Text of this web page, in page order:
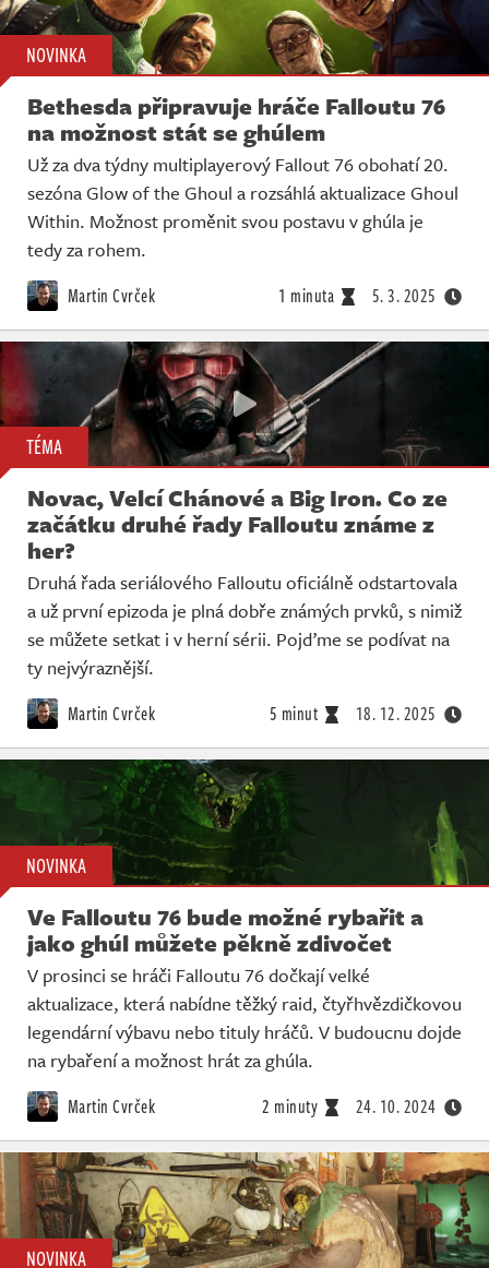
NOVINKA
Bethesda připravuje hráče Falloutu 76
na možnost stát se ghúlem
Už za dva týdny multiplayerový Fallout 76 obohatí 20.
sezóna Glow of the Ghoul a rozsáhlá aktualizace Ghoul
Within. Možnost proměnit svou postavu v ghúla je
tedy za rohem.
Martin Cvrček 1 minuta 5. 3. 2025
TÉMA
Novac, Velcí Chánové a Big Iron. Co ze
začátku druhé řady Falloutu známe z
her?
Druhá řada seriálového Falloutu oficiálně odstartovala
a už první epizoda je plná dobře známých prvků, s nimiž
se můžete setkat i v herní sérii. Pojďme se podívat na
ty nejvýraznější.
Martin Cvrček 5 minut 18. 12. 2025
NOVINKA
Ve Falloutu 76 bude možné rybařit a
jako ghúl můžete pěkně zdivočet
V prosinci se hráči Falloutu 76 dočkají velké
aktualizace, která nabídne těžký raid, čtyřhvězdičkovou
legendární výbavu nebo tituly hráčů. V budoucnu dojde
na rybaření a možnost hrát za ghúla.
Martin Cvrček 2 minuty 24. 10. 2024
NOVINKA